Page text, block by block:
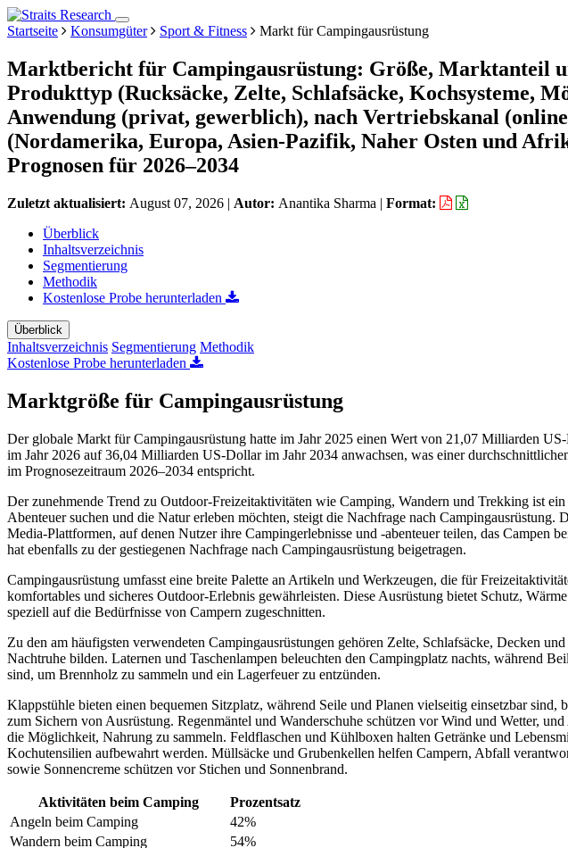
Startseite Konsumgüter Sport & Fitness Markt für Campingausrüstung
Marktbericht für Campingausrüstung: Größe, Marktanteil
Produkttyp (Rucksäcke, Zelte, Schlafsäcke, Kochsysteme,
Anwendung (privat, gewerblich), nach Vertriebskanal
(Nordamerika, Europa, Asien-Pazifik, Naher Osten und
Prognosen für 2026–2034
Zuletzt aktualisiert: August 07, 2026 | Autor: Anantika Sharma | Format:
Überblick
Inhaltsverzeichnis
Segmentierung
Methodik
Kostenlose Probe herunterladen
Überblick
Inhaltsverzeichnis Segmentierung Methodik
Kostenlose Probe herunterladen
Marktgröße für Campingausrüstung
Der globale Markt für Campingausrüstung hatte im Jahr 2025 einen Wert von 21,07 Milliarden
im Jahr 2026 auf 36,04 Milliarden US-Dollar im Jahr 2034 anwachsen, was einer
im Prognosezeitraum 2026–2034 entspricht.
Der zunehmende Trend zu Outdoor-Freizeitaktivitäten wie Camping, Wandern und Trekking ist
Abenteuer suchen und die Natur erleben möchten, steigt die Nachfrage nach Campingausrüstung.
Media-Plattformen, auf denen Nutzer ihre Campingerlebnisse und -abenteuer teilen, das Campen
hat ebenfalls zu der gestiegenen Nachfrage nach Campingausrüstung beigetragen.
Campingausrüstung umfasst eine breite Palette an Artikeln und Werkzeugen, die für
komfortables und sicheres Outdoor-Erlebnis gewährleisten. Diese Ausrüstung bietet Schutz,
speziell auf die Bedürfnisse von Campern zugeschnitten.
Zu den am häufigsten verwendeten Campingausrüstungen gehören Zelte, Schlafsäcke, Decken
Nachtruhe bilden. Laternen und Taschenlampen beleuchten den Campingplatz nachts, während
sind, um Brennholz zu sammeln und ein Lagerfeuer zu entzünden.
Klappstühle bieten einen bequemen Sitzplatz, während Seile und Planen vielseitig einsetzbar sind,
zum Sichern von Ausrüstung. Regenmäntel und Wanderschuhe schützen vor Wind und Wetter,
die Möglichkeit, Nahrung zu sammeln. Feldflaschen und Kühlboxen halten Getränke und
Kochutensilien aufbewahrt werden. Müllsäcke und Grubenkellen helfen Campern, Abfall
sowie Sonnencreme schützen vor Stichen und Sonnenbrand.
Aktivitäten beim Camping
Prozentsatz
Angeln beim Camping
42%
Wandern beim Camping
54%